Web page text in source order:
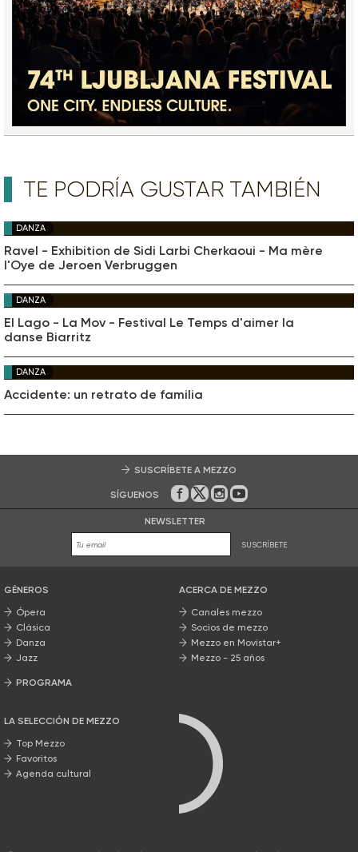
TE PODRÍA GUSTAR TAMBIÉN
DANZA
Ravel - Exhibition de Sidi Larbi Cherkaoui - Ma mère
l'Oye de Jeroen Verbruggen
DANZA
El Lago - La Mov - Festival Le Temps d'aimer la
danse Biarritz
DANZA
Accidente: un retrato de familia
SUSCRÍBETE A MEZZO
SÍGUENOS En Facebook
En Twitter
En Instagram
En Youtube
NEWSLETTER
SUSCRÍBETE
GÉNEROS
Ópera
Clásica
Danza
Jazz
PROGRAMA
LA SELECCIÓN DE MEZZO
Top Mezzo
Favoritos
Agenda cultural
ACERCA DE MEZZO
Canales mezzo
Socios de mezzo
Mezzo en Movistar+
Mezzo - 25 años